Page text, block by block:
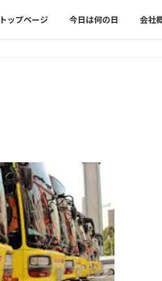
トップページ 今日は何の日 会社